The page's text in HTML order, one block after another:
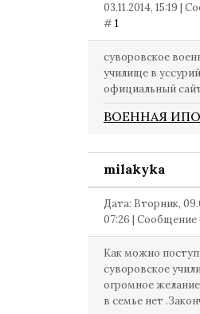
03.11.2014, 15:19 |
#1
суворовское
училище в
официальный
ВОЕННАЯ
milakyka
Дата: Вторник,
07:26 |
Как можно
суворовское
огромное
в семье нет